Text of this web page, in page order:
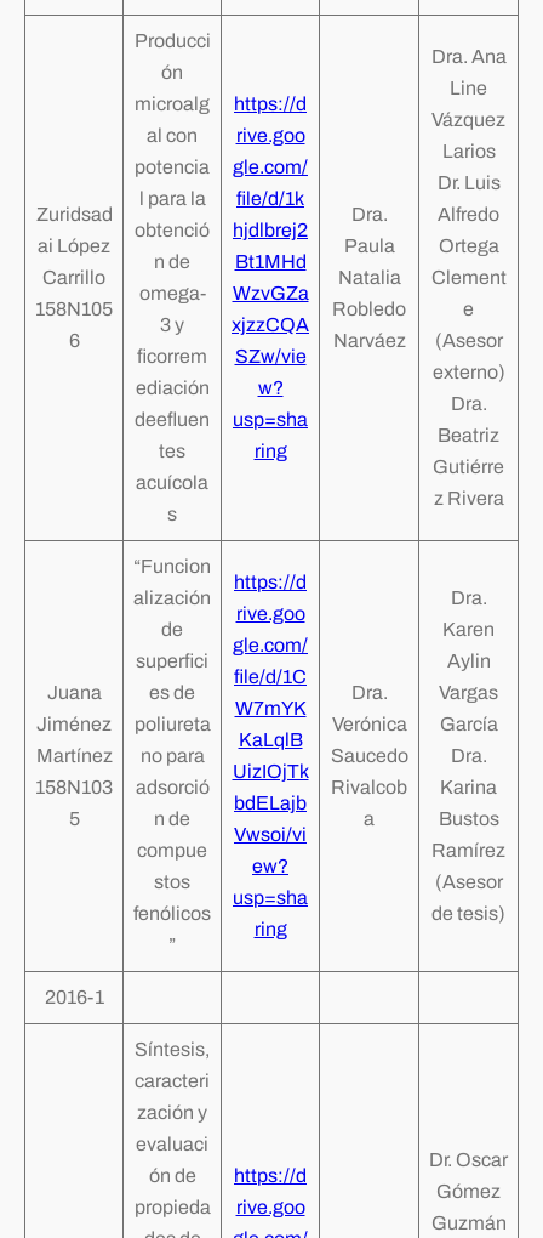
Zuridsad
ai López
Carrillo
158N105
6
Producci
ón
microalg
al con
potencia
l para la
obtenció
n de
omega-
3 y
ficorrem
ediación
deefluen
tes
acuícola
s
https://d
rive.goo
gle.com/
file/d/1k
hjdlbrej2
Bt1MHd
WzvGZa
xjzzCQA
SZw/vie
w?
usp=sha
ring
Dra.
Paula
Natalia
Robledo
Narváez
Dra. Ana
Line
Vázquez
Larios
Dr. Luis
Alfredo
Ortega
Clement
e
(Asesor
externo)
Dra.
Beatriz
Gutiérre
z Rivera
Juana
Jiménez
Martínez
158N103
5
“Funcion
alización
de
superfici
es de
poliureta
no para
adsorció
n de
compue
stos
fenólicos
”
https://d
rive.goo
gle.com/
file/d/1C
W7mYK
KaLqlB
UizIOjTk
bdELajb
Vwsoi/vi
ew?
usp=sha
ring
Dra.
Verónica
Saucedo
Rivalcob
a
Dra.
Karen
Aylin
Vargas
García
Dra.
Karina
Bustos
Ramírez
(Asesor
de tesis)
2016-1
Síntesis,
caracteri
zación y
evaluaci
ón de
propieda
https://d
rive.goo
Dr. Oscar
Gómez
Guzmán